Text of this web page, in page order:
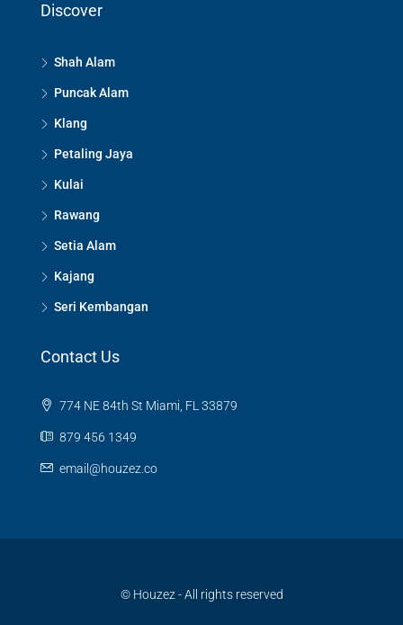
Discover
Shah Alam
Puncak Alam
Klang
Petaling Jaya
Kulai
Rawang
Setia Alam
Kajang
Seri Kembangan
Contact Us
774 NE 84th St Miami, FL 33879
879 456 1349
email@houzez.co
© Houzez - All rights reserved